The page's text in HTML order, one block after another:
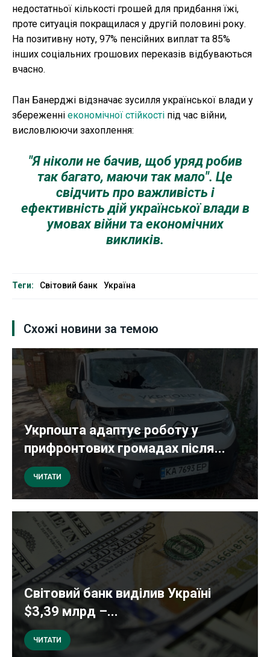
недостатньої кількості грошей для придбання їжі,
проте ситуація покращилася у другій половині року.
На позитивну ноту, 97% пенсійних виплат та 85%
інших соціальних грошових переказів відбуваються
вчасно.
Пан Банерджі відзначає зусилля української влади у
збереженні економічної стійкості під час війни,
висловлюючи захоплення:
"Я ніколи не бачив, щоб уряд робив
так багато, маючи так мало". Це
свідчить про важливість і
ефективність дій української влади в
умовах війни та економічних
викликів.
Теги: Світовий банк Україна
Схожі новини за темою
Укрпошта адаптує роботу у
прифронтових громадах після...
ЧИТАТИ
Світовий банк виділив Україні
$3,39 млрд –...
ЧИТАТИ